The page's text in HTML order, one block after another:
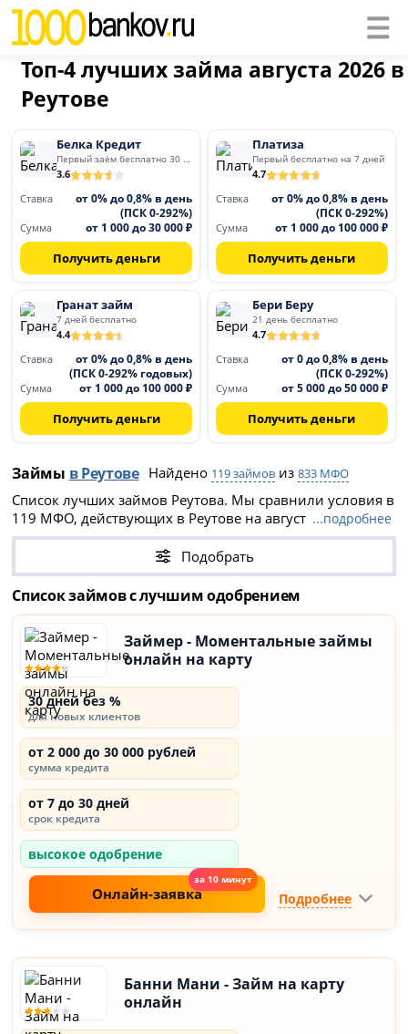
Займы в Реутове Найдено 119 займовиз 833 МФО
Список лучших займов Реутова. Мы сравнили условия в
119 МФО, действующих в Реутове на август 2026 года, и
собрали займы, которые можно получить на карту и
наличными даже с плохой кредитной историей.
...подробнее
Топ-4 лучших займа августа 2026 в
Реутове
Белка Кредит
Первый заём бесплатно 30 дней
3.6
Ставка
от 0% до 0,8% в день
(ПСК 0-292%)
Сумма от 1 000 до 30 000 ₽
Получить деньги
Платиза
Первый бесплатно на 7 дней
4.7
Ставка
от 0% до 0,8% в день
(ПСК 0-292%)
Сумма от 1 000 до 100 000 ₽
Получить деньги
Гранат займ
7 дней бесплатно
4.4
Ставка
от 0% до 0,8% в день
(ПСК 0-292% годовых)
Сумма от 1 000 до 100 000 ₽
Получить деньги
Бери Беру
21 день бесплатно
4.7
Ставка
от 0 до 0,8% в день
(ПСК 0-292%)
Сумма от 5 000 до 50 000 ₽
Получить деньги
Подобрать
Список займов с лучшим одобрением
Займер - Моментальные займы
онлайн на карту
30 дней без %
для новых клиентов
от 2 000 до 30 000 рублей
сумма кредита
от 7 до 30 дней
срок кредита
высокое одобрение
Онлайн-заявка Подробнее
Банни Мани - Займ на карту
онлайн